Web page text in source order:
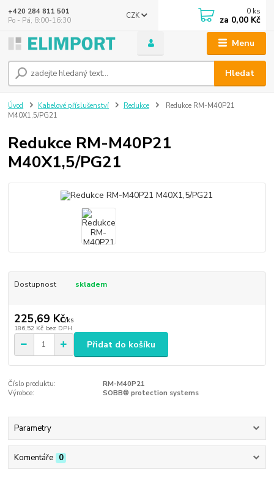
Menu
CZK
Hledat
+420 284 811 501
Po - Pá, 8:00-16:30
0 ks
za 0,00 Kč
Úvod Kabelové příslušenství Redukce
Redukce RM-M40P21
M40X1,5/PG21
Redukce RM-M40P21
M40X1,5/PG21
Dostupnost skladem
225,69 Kč/ks
186,52 Kč bez DPH
Přidat do košíku
Číslo produktu:
RM-M40P21
Výrobce:
SOBB® protection systems
Parametry
Komentáře 0